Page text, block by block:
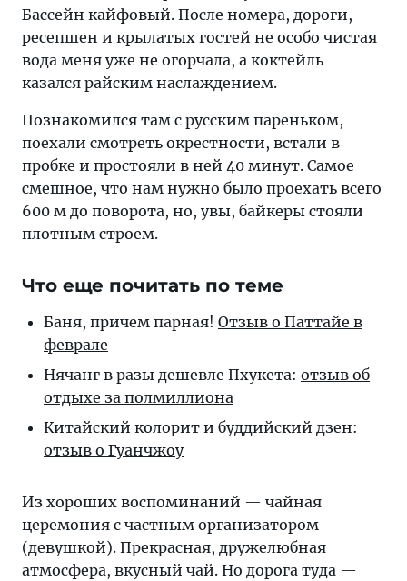
Бассейн кайфовый. После номера, дороги,
ресепшен и крылатых гостей не особо чистая
вода меня уже не огорчала, а коктейль
казался райским наслаждением.
Познакомился там с русским пареньком,
поехали смотреть окрестности, встали в
пробке и простояли в ней 40 минут. Самое
смешное, что нам нужно было проехать всего
600 м до поворота, но, увы, байкеры стояли
плотным строем.
Что еще почитать по теме
Баня, причем пар­ная! От­зыв о Пат­тайе в
феврале
Нячанг в ра­зы де­шев­ле Пху­ке­та: от­зыв об
от­ды­хе за полмиллиона
Китайский колорит и буд­дий­ский дзен:
от­зыв о Гуанчжоу
Из хороших воспоминаний — чайная
церемония с частным организатором
(девушкой). Прекрасная, дружелюбная
атмосфера, вкусный чай. Но дорога туда —